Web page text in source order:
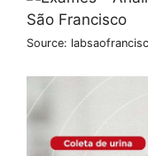
Source: